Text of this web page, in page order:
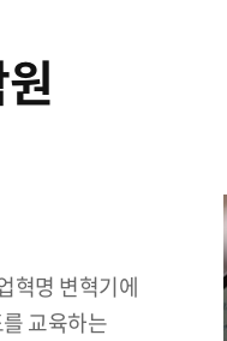
혁명 변혁기에
교육하는